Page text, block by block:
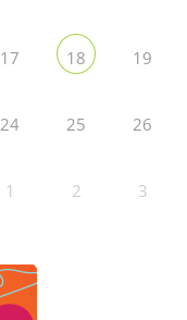
17 18 19
24 25 26
1 2 3